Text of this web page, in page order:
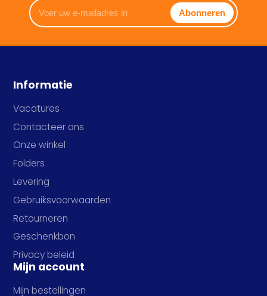
Voer
uw
e-
in
Abonneren
Informatie
Vacatures
Contacteer ons
Onze winkel
Folders
Levering
Gebruiksvoorwaarden
Retourneren
Geschenkbon
Privacy beleid
Mijn account
Mijn bestellingen